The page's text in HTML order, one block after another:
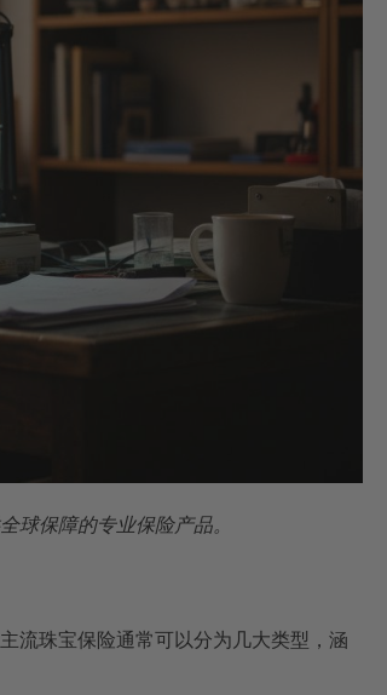
球保障的专业保险产品。
流珠宝保险通常可以分为几大类型，涵